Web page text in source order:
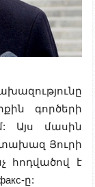
գործերի
Այս մասին
Յուրի
հոդվածով է
ը: